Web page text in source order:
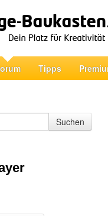
Tipps
Suchen